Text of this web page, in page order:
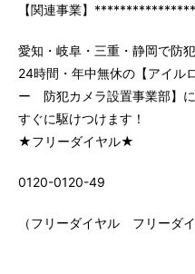
【関連事業】
愛知・岐阜・三重・静岡で防
24時間・年中無休の【アイル
ー 防犯カメラ設置事業部】に
すぐに駆けつけます！
★フリーダイヤル★
0120-0120-49
（フリーダイヤル フリーダ